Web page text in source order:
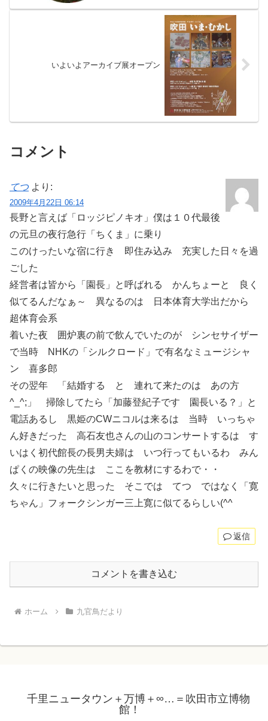
いよいよアーカイブ展オープン
コメント
てつ より:
2009年4月22日 06:14
長野と言えば「ロッジピノキオ」僕は１０代最後
の元旦の夜行急行「ちくま」に乗り
このけったいな宿に行き 即住み込み 充実した日々を過
ごした
経営者は皆から「園長」と呼ばれる かんちょーと 良く
似てるんだなぁ～ 異なるのは 日本体育大学出だから
超体育会系
着いた夜 囲炉裏の前で飲んでいたのが シンセサイザー
で当時 NHKの「シルクロード」で有名なミュージシャ
ン 喜多郎
その翌年 「結婚する と 連れて来たのは あの方
^_^;」 掃除してたら「加藤登紀子です 園長いる？」と
電話あるし 黒姫のCWニコルは来るは 当時 いっちゃ
ん好きだった 高石友也さんの山のコンサートするは す
いはく初代館長の長男夫婦は いつ行ってもいるわ みん
ぱくの映像の先生は ここを教材にするわで・・
久々に行きたいと思った そこでは てつ ではなく「寛
ちゃん」フォークシンガー三上寛に似てるらしい(^^ゞ
返信
コメントを書き込む
ホーム 九官鳥だより
千里ニュータウン＋万博＋∞…＝吹田市立博物
館！